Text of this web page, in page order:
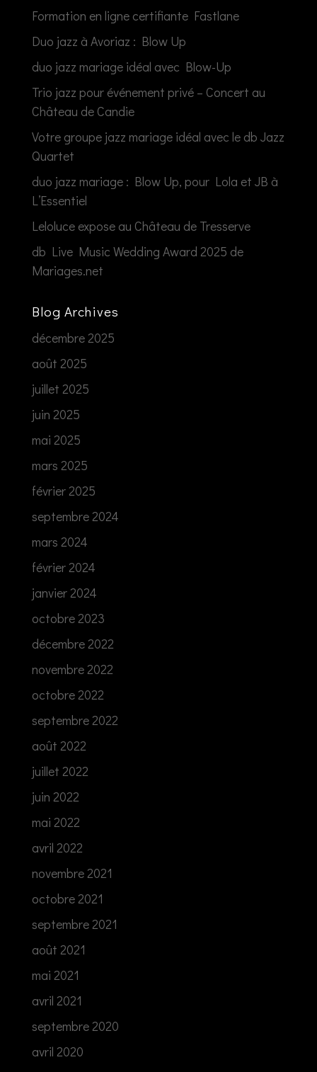
Formation en ligne certifiante Fastlane
Duo jazz à Avoriaz : Blow Up
duo jazz mariage idéal avec Blow-Up
Trio jazz pour événement privé – Concert au
Château de Candie
Votre groupe jazz mariage idéal avec le db Jazz
Quartet
duo jazz mariage : Blow Up, pour Lola et JB à
L’Essentiel
Leloluce expose au Château de Tresserve
db Live Music Wedding Award 2025 de
Mariages.net
Blog Archives
décembre 2025
août 2025
juillet 2025
juin 2025
mai 2025
mars 2025
février 2025
septembre 2024
mars 2024
février 2024
janvier 2024
octobre 2023
décembre 2022
novembre 2022
octobre 2022
septembre 2022
août 2022
juillet 2022
juin 2022
mai 2022
avril 2022
novembre 2021
octobre 2021
septembre 2021
août 2021
mai 2021
avril 2021
septembre 2020
avril 2020